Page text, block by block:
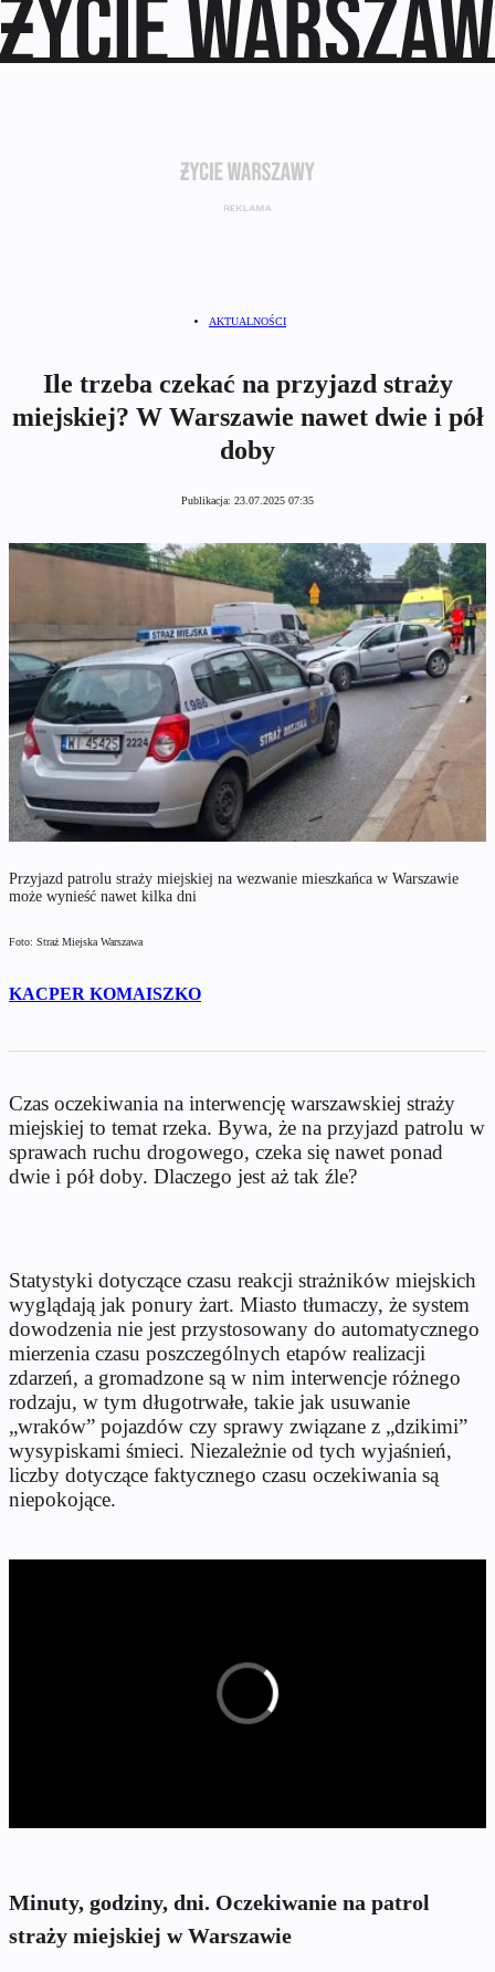
AKTUALNOŚCI
Ile trzeba czekać na przyjazd straży
miejskiej? W Warszawie nawet dwie i pół
doby
Publikacja: 23.07.2025 07:35
Przyjazd patrolu straży miejskiej na wezwanie mieszkańca w Warszawie
może wynieść nawet kilka dni
Foto: Straż Miejska Warszawa
KACPER KOMAISZKO
Czas oczekiwania na interwencję warszawskiej straży
miejskiej to temat rzeka. Bywa, że na przyjazd patrolu w
sprawach ruchu drogowego, czeka się nawet ponad
dwie i pół doby. Dlaczego jest aż tak źle?
Statystyki dotyczące czasu reakcji strażników miejskich
wyglądają jak ponury żart. Miasto tłumaczy, że system
dowodzenia nie jest przystosowany do automatycznego
mierzenia czasu poszczególnych etapów realizacji
zdarzeń, a gromadzone są w nim interwencje różnego
rodzaju, w tym długotrwałe, takie jak usuwanie
„wraków” pojazdów czy sprawy związane z „dzikimi”
wysypiskami śmieci. Niezależnie od tych wyjaśnień,
liczby dotyczące faktycznego czasu oczekiwania są
niepokojące.
Minuty, godziny, dni. Oczekiwanie na patrol
straży miejskiej w Warszawie